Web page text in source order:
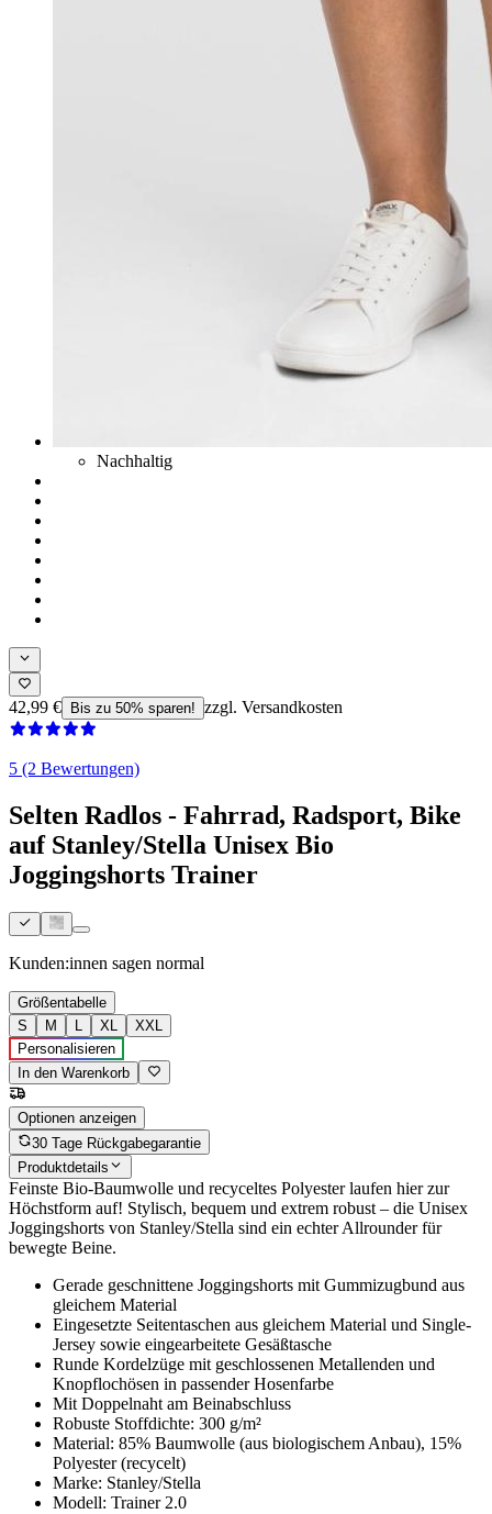
Nachhaltig
42,99 € Bis zu 50% sparen! zzgl. Versandkosten
5 (2 Bewertungen)
Selten Radlos - Fahrrad, Radsport, Bike
auf Stanley/Stella Unisex Bio
Joggingshorts Trainer
Kunden:innen sagen normal
Größentabelle
S
M L XL
XXL
Personalisieren
In den Warenkorb
Optionen anzeigen
30 Tage Rückgabegarantie
Produktdetails
Feinste Bio-Baumwolle und recyceltes Polyester laufen hier zur
Höchstform auf! Stylisch, bequem und extrem robust – die Unisex
Joggingshorts von Stanley/Stella sind ein echter Allrounder für
bewegte Beine.
Gerade geschnittene Joggingshorts mit Gummizugbund aus
gleichem Material
Eingesetzte Seitentaschen aus gleichem Material und Single-
Jersey sowie eingearbeitete Gesäßtasche
Runde Kordelzüge mit geschlossenen Metallenden und
Knopflochösen in passender Hosenfarbe
Mit Doppelnaht am Beinabschluss
Robuste Stoffdichte: 300 g/m²
Material: 85% Baumwolle (aus biologischem Anbau), 15%
Polyester (recycelt)
Marke: Stanley/Stella
Modell: Trainer 2.0